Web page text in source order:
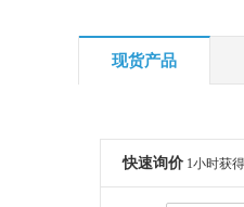
现货产品
快速询价 1小时获